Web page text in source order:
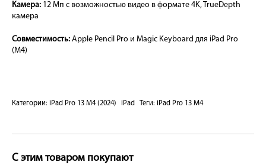
Камера: 12 Мп с возможностью видео в формате 4K, TrueDepth
камера
Совместимость: Apple Pencil Pro и Magic Keyboard для iPad Pro
(M4)
Категории: iPad Pro 13 M4 (2024) iPad Теги: iPad Pro 13 M4
С этим товаром покупают